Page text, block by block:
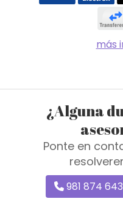
más
¿Alguna
Ponte en
981 874 643